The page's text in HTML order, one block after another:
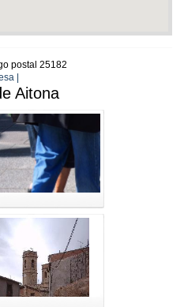
postal 25182
|
Aitona